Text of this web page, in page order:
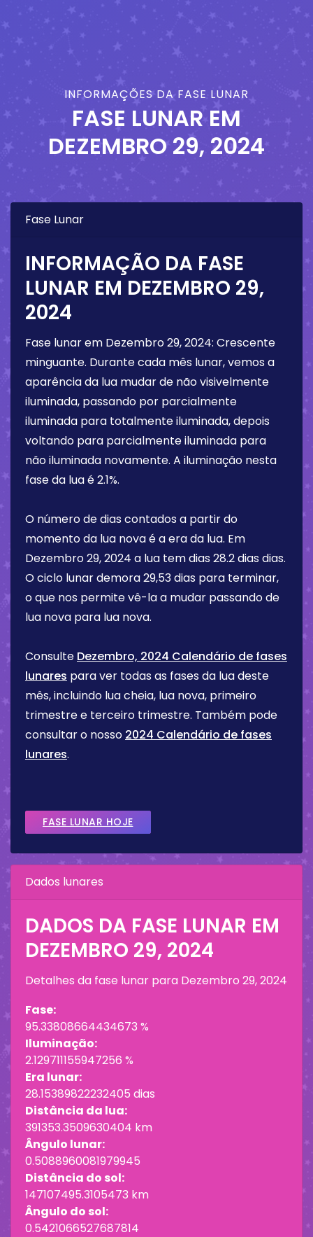
INFORMAÇÕES DA FASE LUNAR
FASE LUNAR EM
DEZEMBRO 29, 2024
Fase Lunar
INFORMAÇÃO DA FASE
LUNAR EM DEZEMBRO 29,
2024
Fase lunar em Dezembro 29, 2024: Crescente
minguante. Durante cada mês lunar, vemos a
aparência da lua mudar de não visivelmente
iluminada, passando por parcialmente
iluminada para totalmente iluminada, depois
voltando para parcialmente iluminada para
não iluminada novamente. A iluminação nesta
fase da lua é2.1%.
O número de dias contados a partir do
momento da lua nova é a era da lua. Em
Dezembro 29, 2024 a lua tem dias 28.2 dias dias.
O ciclo lunar demora 29,53 dias para terminar,
o que nos permite vê-la a mudar passando de
lua nova para lua nova.
Consulte Dezembro, 2024 Calendário de fases
lunares para ver todas as fases da lua deste
mês, incluindo lua cheia, lua nova, primeiro
trimestre e terceiro trimestre. Também pode
consultar o nosso 2024 Calendário de fases
lunares.
FASE LUNAR HOJE
Dados lunares
DADOS DA FASE LUNAR EM
DEZEMBRO 29, 2024
Detalhes da fase lunar para Dezembro 29, 2024
Fase:
95.33808664434673 %
Iluminação:
2.129711155947256 %
Era lunar:
28.15389822232405 dias
Distância da lua:
391353.3509630404 km
Ângulo lunar:
0.5088960081979945
Distância do sol:
147107495.3105473 km
Ângulo do sol:
0.5421066527687814